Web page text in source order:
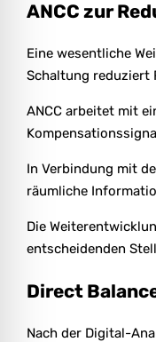
ANCC zur
Eine wesentliche
Schaltung reduziert
ANCC arbeitet mit
In Verbindung mit
räumliche
Die
entscheidenden
Direct
Nach der Digital-